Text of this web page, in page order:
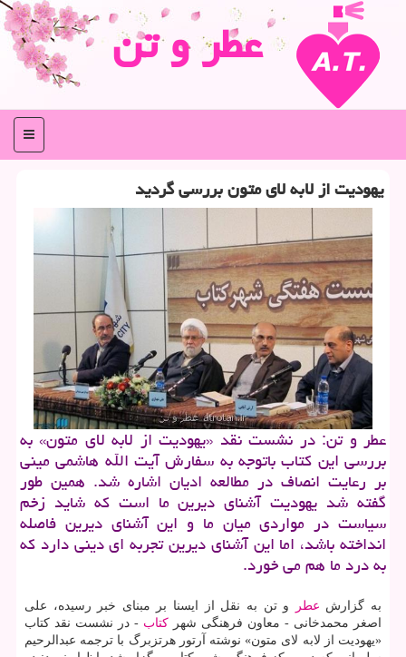
عطر و تن
منو
یهودیت از لابه لای متون بررسی گردید
عطر و تن: در نشست نقد «یهودیت از لابه لای متون» به
بررسی این كتاب باتوجه به سفارش آیت الله هاشمی مینی
بر رعایت انصاف در مطالعه ادیان اشاره شد. همین طور
گفته شد یهودیت آشنای دیرین ما است كه شاید زخم
سیاست در مواردی میان ما و این آشنای دیرین فاصله
انداخته باشد، اما این آشنای دیرین تجربه ای دینی دارد كه
به درد ما هم می خورد.
به گزارش عطر
و تن به نقل از ایسنا بر مبنای خبر رسیده، علی
اصغر محمدخانی - معاون فرهنگی شهر كتاب - در نشست نقد كتاب
«یهودیت از لابه لای متون» نوشته آرتور هرتزبرگ با ترجمه عبدالرحیم